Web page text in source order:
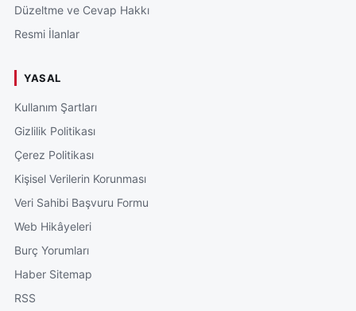
Düzeltme ve Cevap Hakkı
Resmi İlanlar
YASAL
Kullanım Şartları
Gizlilik Politikası
Çerez Politikası
Kişisel Verilerin Korunması
Veri Sahibi Başvuru Formu
Web Hikâyeleri
Burç Yorumları
Haber Sitemap
RSS